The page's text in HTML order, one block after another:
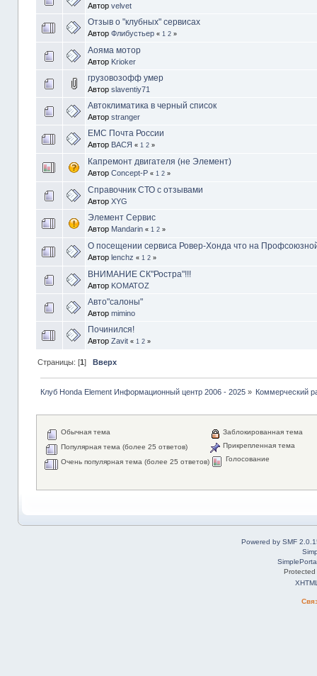
Автор velvet
Отзыв о "клубных" сервисах
Автор Флибустьер « 1 2»
Аояма мотор
Автор Krioker
грузовозофф умер
Автор slaventiy71
Автоклиматика в черный список
Автор stranger
ЕМС Почта России
Автор ВАСЯ « 1 2»
Капремонт двигателя (не Элемент)
Автор Concept-P « 1 2»
Справочник СТО с отзывами
Автор XYG
Элемент Сервис
Автор Mandarin « 1 2»
О посещении сервиса Ровер-Хонда что на
Автор lenchz « 1 2»
ВНИМАНИЕ СК"Ростра"!!!
Автор KOMATOZ
Авто"салоны"
Автор mimino
Починился!
Автор Zavit « 1 2»
Страницы: [1] Вверх
Клуб Honda Element Информационный центр 2006 - 2025» Коммерческий
Обычная тема
Популярная тема (более 25 ответов)
Очень популярная тема (более 25 ответов)
Заблокированная тема
Прикрепленная тема
Голосование
Powered by SMF